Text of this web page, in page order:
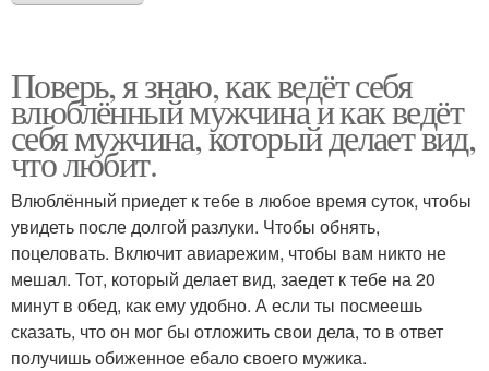
Поверь, я знаю, как ведёт себя
влюблённый мужчина и как ведёт
себя мужчина, который делает вид,
что любит.
Влюблённый приедет к тебе в любое время суток, чтобы
увидеть после долгой разлуки. Чтобы обнять,
поцеловать. Включит авиарежим, чтобы вам никто не
мешал. Тот, который делает вид, заедет к тебе на 20
минут в обед, как ему удобно. А если ты посмеешь
сказать, что он мог бы отложить свои дела, то в ответ
получишь обиженное ебало своего мужика.